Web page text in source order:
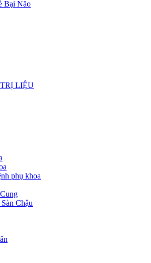
Bại Não
LIỆU
phụ khoa
Chậu